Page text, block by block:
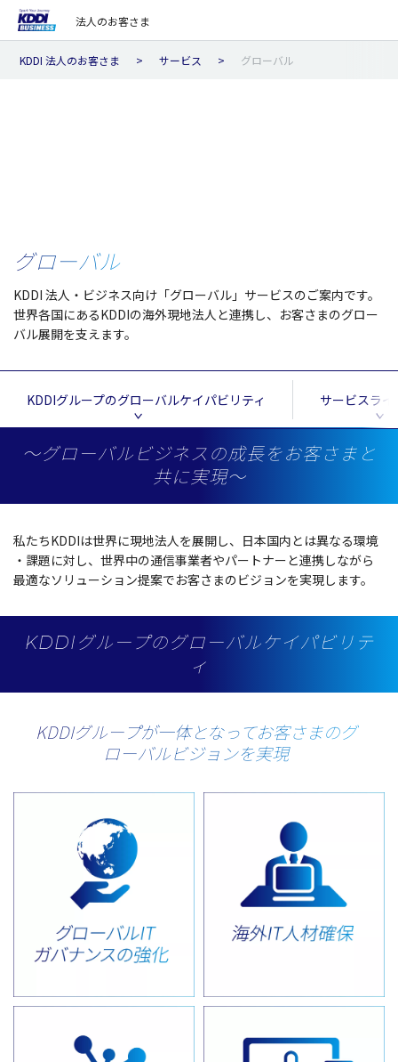
法人のお客さま
KDDI 法人のお客さま サービス グローバル
グローバル
KDDI 法人・ビジネス向け「グローバル」サービスのご案内です。
世界各国にあるKDDIの海外現地法人と連携し、お客さまのグロー
バル展開を支えます。
KDDIグループのグローバルケイパビリティ サービスラ
～グローバルビジネスの成長をお客さまと
共に実現～
私たちKDDIは世界に現地法人を展開し、 日本国内とは異なる環境
・ 課題に対し、 世界中の通信事業者やパートナーと連携しながら
最適なソリューション提案でお客さまのビジョンを実現します。
KDDIグループのグローバルケイパビリテ
ィ
KDDIグループが一体となってお客さまのグ
ローバルビジョンを実現